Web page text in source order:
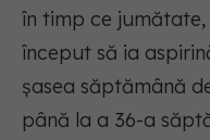
în timp ce
început să ia
șasea săptămână
până la a 36-a